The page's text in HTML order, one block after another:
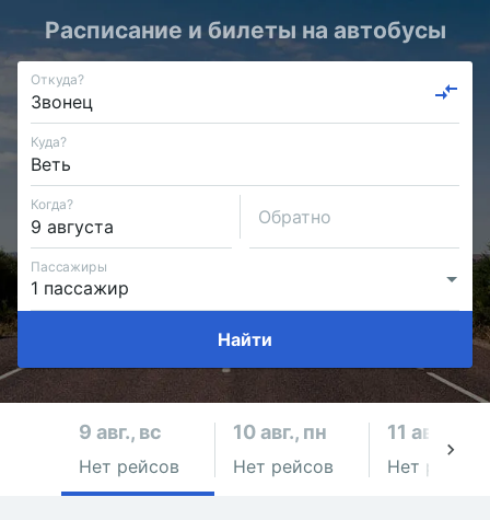
Расписание и билеты на автобусы
Откуда?
Куда?
Когда?
Обратно
Пассажиры
Найти
9 авг., вс
Нет рейсов
10 авг., пн
Нет рейсов
11 авг., вт
Нет рейсов